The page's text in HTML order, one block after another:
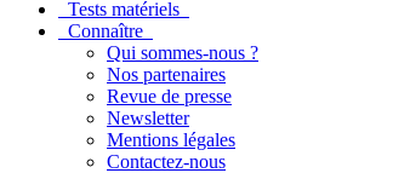
Tests matériels
Connaître
Qui sommes-nous ?
Nos partenaires
Revue de presse
Newsletter
Mentions légales
Contactez-nous